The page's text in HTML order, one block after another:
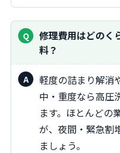
修理費用はどのくらいかかる？見積もりは無
料？
軽度の詰まり解消や水漏れ修理なら1～3万円、
中・重度なら高圧
ます。ほとんどの
が、夜間・緊急割
ましょう。